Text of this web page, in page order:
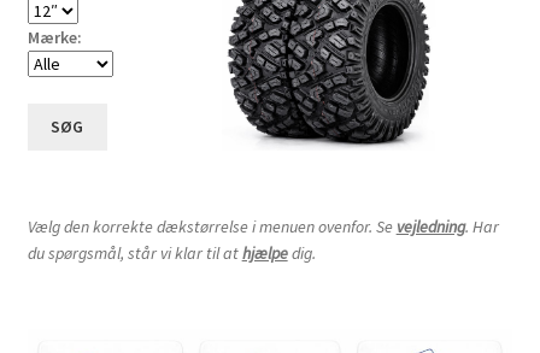
Mærke:
SØG
Vælg den korrekte dækstørrelse i menuen ovenfor. Se vejledning. Har
du spørgsmål, står vi klar til athjælpedig.